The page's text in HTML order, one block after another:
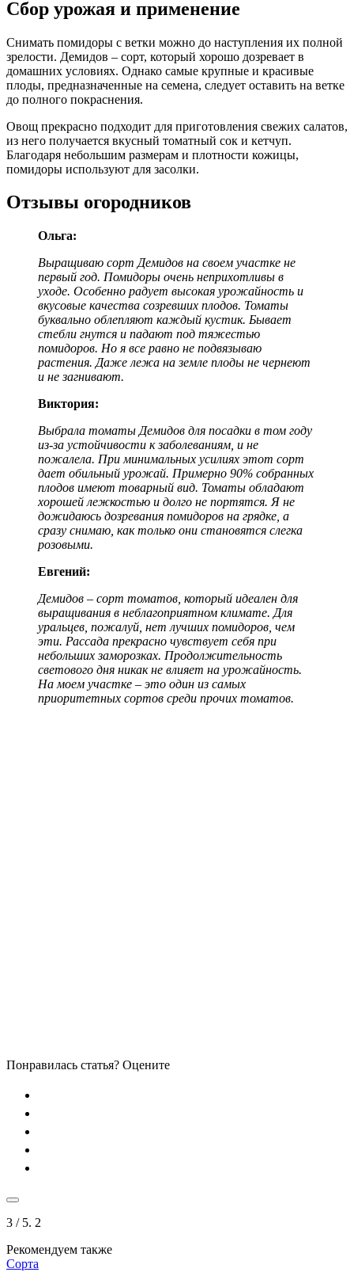
Сбор урожая и применение
Снимать помидоры с ветки можно до наступления их полной
зрелости. Демидов – сорт, который хорошо дозревает в
домашних условиях. Однако самые крупные и красивые
плоды, предназначенные на семена, следует оставить на ветке
до полного покраснения.
Овощ прекрасно подходит для приготовления свежих салатов,
из него получается вкусный томатный сок и кетчуп.
Благодаря небольшим размерам и плотности кожицы,
помидоры используют для засолки.
Отзывы огородников
Ольга:
Выращиваю сорт Демидов на своем участке не
первый год. Помидоры очень неприхотливы в
уходе. Особенно радует высокая урожайность и
вкусовые качества созревших плодов. Томаты
буквально облепляют каждый кустик. Бывает
стебли гнутся и падают под тяжестью
помидоров. Но я все равно не подвязываю
растения. Даже лежа на земле плоды не чернеют
и не загнивают.
Виктория:
Выбрала томаты Демидов для посадки в том году
из-за устойчивости к заболеваниям, и не
пожалела. При минимальных усилиях этот сорт
дает обильный урожай. Примерно 90% собранных
плодов имеют товарный вид. Томаты обладают
хорошей лежкостью и долго не портятся. Я не
дожидаюсь дозревания помидоров на грядке, а
сразу снимаю, как только они становятся слегка
розовыми.
Евгений:
Демидов – сорт томатов, который идеален для
выращивания в неблагоприятном климате. Для
уральцев, пожалуй, нет лучших помидоров, чем
эти. Рассада прекрасно чувствует себя при
небольших заморозках. Продолжительность
светового дня никак не влияет на урожайность.
На моем участке – это один из самых
приоритетных сортов среди прочих томатов.
Понравилась статья? Оцените
3 / 5. 2
Рекомендуем также
Сорта